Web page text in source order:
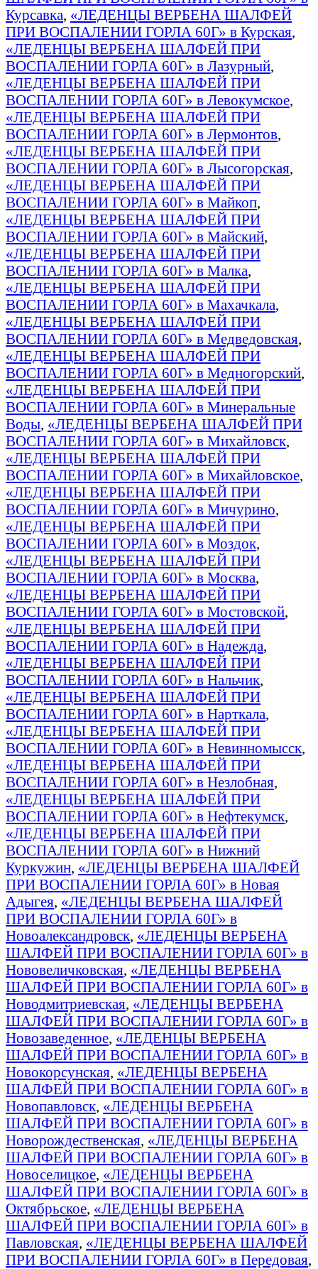
Курсавка, «ЛЕДЕНЦЫ ВЕРБЕНА ШАЛФЕЙ
ПРИ ВОСПАЛЕНИИ ГОРЛА 60Г» в Курская,
«ЛЕДЕНЦЫ ВЕРБЕНА ШАЛФЕЙ ПРИ
ВОСПАЛЕНИИ ГОРЛА 60Г» в Лазурный,
«ЛЕДЕНЦЫ ВЕРБЕНА ШАЛФЕЙ ПРИ
ВОСПАЛЕНИИ ГОРЛА 60Г» в Левокумское,
«ЛЕДЕНЦЫ ВЕРБЕНА ШАЛФЕЙ ПРИ
ВОСПАЛЕНИИ ГОРЛА 60Г» в Лермонтов,
«ЛЕДЕНЦЫ ВЕРБЕНА ШАЛФЕЙ ПРИ
ВОСПАЛЕНИИ ГОРЛА 60Г» в Лысогорская,
«ЛЕДЕНЦЫ ВЕРБЕНА ШАЛФЕЙ ПРИ
ВОСПАЛЕНИИ ГОРЛА 60Г» в Майкоп,
«ЛЕДЕНЦЫ ВЕРБЕНА ШАЛФЕЙ ПРИ
ВОСПАЛЕНИИ ГОРЛА 60Г» в Майский,
«ЛЕДЕНЦЫ ВЕРБЕНА ШАЛФЕЙ ПРИ
ВОСПАЛЕНИИ ГОРЛА 60Г» в Малка,
«ЛЕДЕНЦЫ ВЕРБЕНА ШАЛФЕЙ ПРИ
ВОСПАЛЕНИИ ГОРЛА 60Г» в Махачкала,
«ЛЕДЕНЦЫ ВЕРБЕНА ШАЛФЕЙ ПРИ
ВОСПАЛЕНИИ ГОРЛА 60Г» в Медведовская,
«ЛЕДЕНЦЫ ВЕРБЕНА ШАЛФЕЙ ПРИ
ВОСПАЛЕНИИ ГОРЛА 60Г» в Медногорский,
«ЛЕДЕНЦЫ ВЕРБЕНА ШАЛФЕЙ ПРИ
ВОСПАЛЕНИИ ГОРЛА 60Г» в Минеральные
Воды, «ЛЕДЕНЦЫ ВЕРБЕНА ШАЛФЕЙ ПРИ
ВОСПАЛЕНИИ ГОРЛА 60Г» в Михайловск,
«ЛЕДЕНЦЫ ВЕРБЕНА ШАЛФЕЙ ПРИ
ВОСПАЛЕНИИ ГОРЛА 60Г» в Михайловское,
«ЛЕДЕНЦЫ ВЕРБЕНА ШАЛФЕЙ ПРИ
ВОСПАЛЕНИИ ГОРЛА 60Г» в Мичурино,
«ЛЕДЕНЦЫ ВЕРБЕНА ШАЛФЕЙ ПРИ
ВОСПАЛЕНИИ ГОРЛА 60Г» в Моздок,
«ЛЕДЕНЦЫ ВЕРБЕНА ШАЛФЕЙ ПРИ
ВОСПАЛЕНИИ ГОРЛА 60Г» в Москва,
«ЛЕДЕНЦЫ ВЕРБЕНА ШАЛФЕЙ ПРИ
ВОСПАЛЕНИИ ГОРЛА 60Г» в Мостовской,
«ЛЕДЕНЦЫ ВЕРБЕНА ШАЛФЕЙ ПРИ
ВОСПАЛЕНИИ ГОРЛА 60Г» в Надежда,
«ЛЕДЕНЦЫ ВЕРБЕНА ШАЛФЕЙ ПРИ
ВОСПАЛЕНИИ ГОРЛА 60Г» в Нальчик,
«ЛЕДЕНЦЫ ВЕРБЕНА ШАЛФЕЙ ПРИ
ВОСПАЛЕНИИ ГОРЛА 60Г» в Нарткала,
«ЛЕДЕНЦЫ ВЕРБЕНА ШАЛФЕЙ ПРИ
ВОСПАЛЕНИИ ГОРЛА 60Г» в Невинномысск,
«ЛЕДЕНЦЫ ВЕРБЕНА ШАЛФЕЙ ПРИ
ВОСПАЛЕНИИ ГОРЛА 60Г» в Незлобная,
«ЛЕДЕНЦЫ ВЕРБЕНА ШАЛФЕЙ ПРИ
ВОСПАЛЕНИИ ГОРЛА 60Г» в Нефтекумск,
«ЛЕДЕНЦЫ ВЕРБЕНА ШАЛФЕЙ ПРИ
ВОСПАЛЕНИИ ГОРЛА 60Г» в Нижний
Куркужин, «ЛЕДЕНЦЫ ВЕРБЕНА ШАЛФЕЙ
ПРИ ВОСПАЛЕНИИ ГОРЛА 60Г» в Новая
Адыгея, «ЛЕДЕНЦЫ ВЕРБЕНА ШАЛФЕЙ
ПРИ ВОСПАЛЕНИИ ГОРЛА 60Г» в
Новоалександровск, «ЛЕДЕНЦЫ ВЕРБЕНА
ШАЛФЕЙ ПРИ ВОСПАЛЕНИИ ГОРЛА 60Г» в
Нововеличковская, «ЛЕДЕНЦЫ ВЕРБЕНА
ШАЛФЕЙ ПРИ ВОСПАЛЕНИИ ГОРЛА 60Г» в
Новодмитриевская, «ЛЕДЕНЦЫ ВЕРБЕНА
ШАЛФЕЙ ПРИ ВОСПАЛЕНИИ ГОРЛА 60Г» в
Новозаведенное, «ЛЕДЕНЦЫ ВЕРБЕНА
ШАЛФЕЙ ПРИ ВОСПАЛЕНИИ ГОРЛА 60Г» в
Новокорсунская, «ЛЕДЕНЦЫ ВЕРБЕНА
ШАЛФЕЙ ПРИ ВОСПАЛЕНИИ ГОРЛА 60Г» в
Новопавловск, «ЛЕДЕНЦЫ ВЕРБЕНА
ШАЛФЕЙ ПРИ ВОСПАЛЕНИИ ГОРЛА 60Г» в
Новорождественская, «ЛЕДЕНЦЫ ВЕРБЕНА
ШАЛФЕЙ ПРИ ВОСПАЛЕНИИ ГОРЛА 60Г» в
Новоселицкое, «ЛЕДЕНЦЫ ВЕРБЕНА
ШАЛФЕЙ ПРИ ВОСПАЛЕНИИ ГОРЛА 60Г» в
Октябрьское, «ЛЕДЕНЦЫ ВЕРБЕНА
ШАЛФЕЙ ПРИ ВОСПАЛЕНИИ ГОРЛА 60Г» в
Павловская, «ЛЕДЕНЦЫ ВЕРБЕНА ШАЛФЕЙ
ПРИ ВОСПАЛЕНИИ ГОРЛА 60Г» в Передовая,